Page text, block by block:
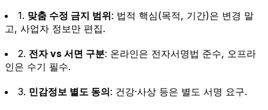
1. 맞춤 수정 금지 범위: 법적 핵심(목적, 기간)은 변경 말
고, 사업자 정보만 편집.
2. 전자 vs 서면 구분: 온라인은 전자서명법 준수, 오프라
인은 수기 필수.
3. 민감정보 별도 동의: 건강·사상 등은 별도 서명 요구.